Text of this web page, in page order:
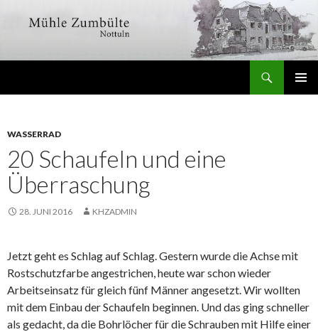
WASSERRAD
20 Schaufeln und eine
Überraschung
28. JUNI 2016 KHZADMIN
Jetzt geht es Schlag auf Schlag. Gestern wurde die Achse mit
Rostschutzfarbe angestrichen, heute war schon wieder
Arbeitseinsatz für gleich fünf Männer angesetzt.Wir wollten
mit dem Einbau der Schaufeln beginnen. Und das ging schneller
als gedacht, da die Bohrlöcher für die Schrauben mit Hilfe einer